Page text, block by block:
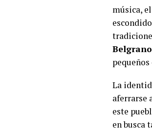
música,
Belgrano
La
aferrarse
este
en busca